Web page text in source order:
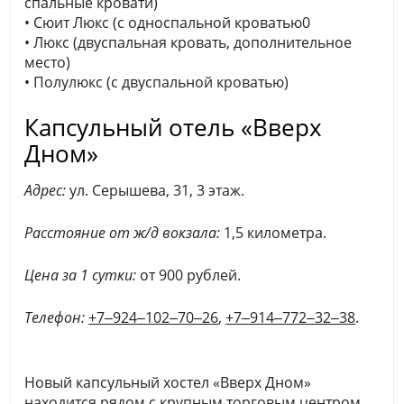
• Сюит Люкс (с односпальной кроватью0
• Люкс (двуспальная кровать, дополнительное
место)
• Полулюкс (с двуспальной кроватью)
Капсульный отель «Вверх
Дном»
Адрес:ул. ​Серышева, 31, ​3 этаж.
Расстояние от ж/д вокзала: 1,5 километра.
Цена за 1 сутки: от 900 рублей.
Телефон:+7‒924‒102‒70‒26,+7‒914‒772‒32‒38.
Новый капсульный хостел «Вверх Дном»